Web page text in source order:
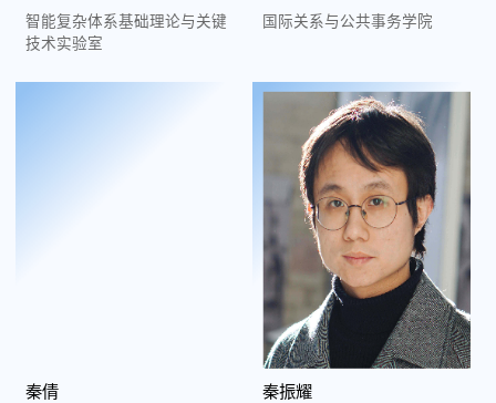
智能复杂体系基础理论与关键
技术实验室
国际关系与公共事务学院
秦倩 秦振耀